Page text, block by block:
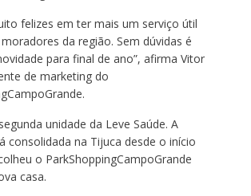
felizes em ter mais um serviço útil
da região. Sem dúvidas é
para final de ano”, afirma Vitor
de marketing do
unidade da Leve Saúde. A
consolidada na Tijuca desde o início
o ParkShoppingCampoGrande
casa.